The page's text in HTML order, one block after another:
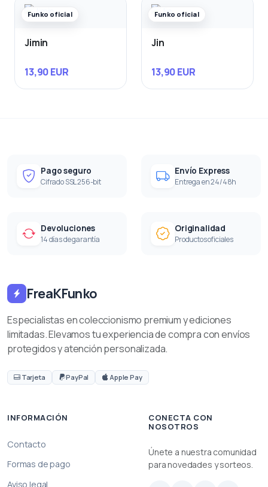
Funko oficial
Jimin
13,90 EUR
Funko oficial
Jin
13,90 EUR
Pago seguro
Cifrado SSL 256-bit
Envío Express
Entrega en 24/48h
Devoluciones
14 días de garantía
Originalidad
Productos oficiales
FreaKFunko
Especialistas en coleccionismo premium y ediciones
limitadas. Elevamos tu experiencia de compra con envíos
protegidos y atención personalizada.
Tarjeta PayPal Apple Pay
INFORMACIÓN
Contacto
Formas de pago
Aviso legal
CONECTA CON
NOSOTROS
Únete a nuestra comunidad
para novedades y sorteos.